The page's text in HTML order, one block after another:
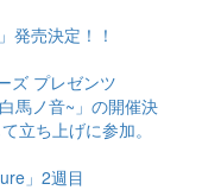
発売決定！！
ズ プレゼンツ
馬ノ音~」の開催決
立ち上げに参加。
」2週目